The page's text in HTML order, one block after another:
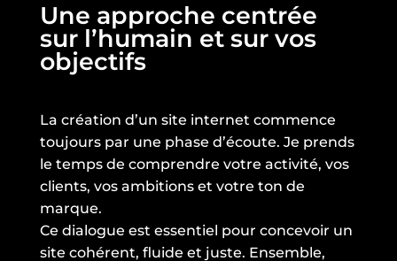
Une approche centrée
sur l’humain et sur vos
objectifs
La création d’un site internet commence
toujours par une phase d’écoute. Je prends
le temps de comprendre votre activité, vos
clients, vos ambitions et votre ton de
marque.
Ce dialogue est essentiel pour concevoir un
site cohérent, fluide et juste. Ensemble,